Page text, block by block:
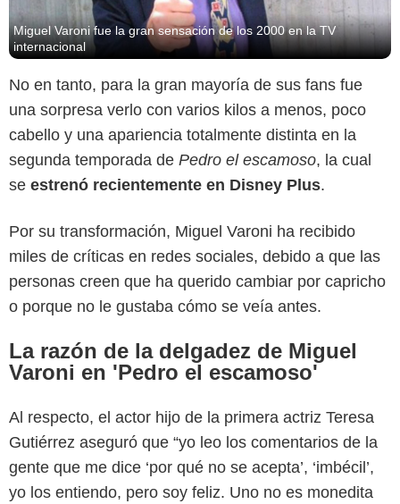
Miguel Varoni fue la gran sensación de los 2000 en la TV
internacional
No en tanto, para la gran mayoría de sus fans fue
una sorpresa verlo con varios kilos a menos, poco
cabello y una apariencia totalmente distinta en la
segunda temporada de Pedro el escamoso, la cual
se estrenó recientemente en Disney Plus.
Por su transformación, Miguel Varoni ha recibido
miles de críticas en redes sociales, debido a que las
personas creen que ha querido cambiar por capricho
o porque no le gustaba cómo se veía antes.
La razón de la delgadez de Miguel
Varoni en 'Pedro el escamoso'
Al respecto, el actor hijo de la primera actriz Teresa
Gutiérrez aseguró que “yo leo los comentarios de la
gente que me dice ‘por qué no se acepta’, ‘imbécil’,
yo los entiendo, pero soy feliz. Uno no es monedita